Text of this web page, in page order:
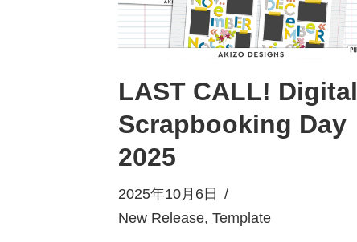
LAST CALL! Digital
Scrapbooking Day
2025
2025年10月6日
New Release, Template